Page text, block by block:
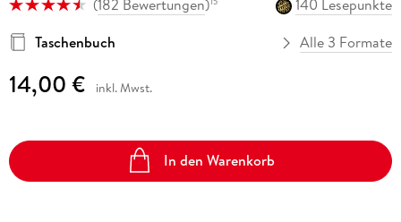
(182 Bewertungen)
140 Lesepunkte
Taschenbuch
Alle 3 Formate
14,00 € inkl. Mwst.
In den Warenkorb